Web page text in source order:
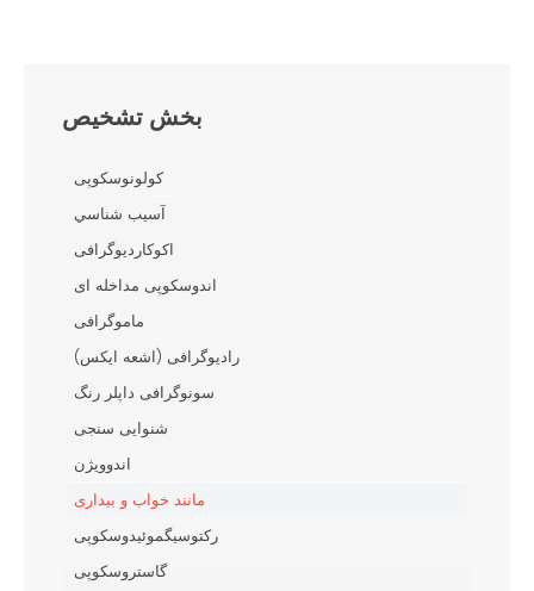
بخش تشخیص
کولونوسکوپی
آسيب شناسي
اکوکاردیوگرافی
اندوسکوپی مداخله ای
ماموگرافی
رادیوگرافی (اشعه ایکس)
سونوگرافی داپلر رنگ
شنوایی سنجی
اندوویژن
مانند خواب و بیداری
رکتوسیگموئیدوسکوپی
گاستروسکوپی